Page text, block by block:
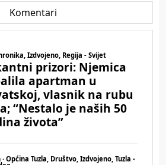
Komentari